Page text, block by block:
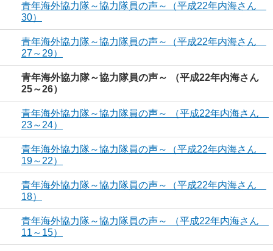
青年海外協力隊～協力隊員の声～（平成22年内海さん
30）
青年海外協力隊～協力隊員の声～（平成22年内海さん
27～29）
青年海外協力隊～協力隊員の声～ （平成22年内海さん
25～26）
青年海外協力隊～協力隊員の声～ （平成22年内海さん
23～24）
青年海外協力隊～協力隊員の声～（平成22年内海さん
19～22）
青年海外協力隊～協力隊員の声～（平成22年内海さん
18）
青年海外協力隊～協力隊員の声～ （平成22年内海さん
11～15）